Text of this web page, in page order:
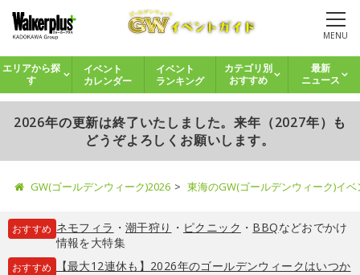
MENU
エリアから探
す
イベント
カレンダー
イベント
ランキング
カテゴリ別
おすすめ
最新
ニュース
2026年の更新は終了いたしました。来年（2027年）も
どうぞよろしくお願いします。
GW(ゴールデンウィーク)2026 東海のGW(ゴールデンウィーク)イ
おすすめ ネモフィラ ・ 潮干狩り ・ ピクニック ・ BBQなどおでかけ
情報を大特集
おすすめ
【最大12連休も】2026年のゴールデンウィークはいつか